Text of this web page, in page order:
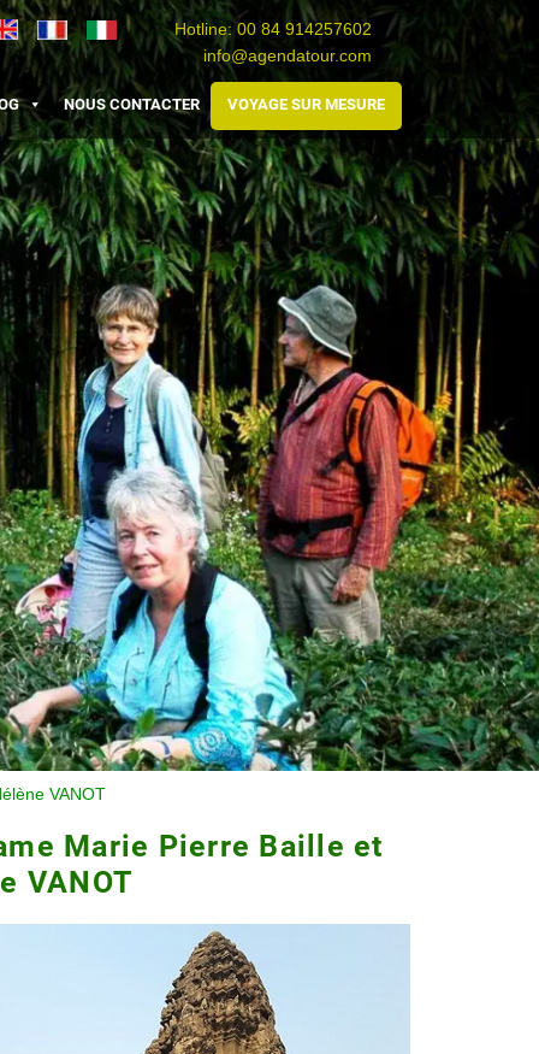
Travel
Vietnam
Agence
de
voyage
au
Vietnam
Viaggio
Vietnam
Hotline:00 84 914257602
info@agendatour.com
NOUS CONTACTER VOYAGE SUR MESURE
VANOT
Marie Pierre Baille et
VANOT